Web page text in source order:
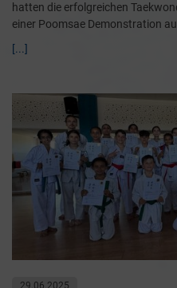
hatten die erfolgreichen
einer Poomsae Demonstration
[...]